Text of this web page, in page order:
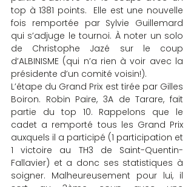
top à 1381 points.  Elle est une nouvelle
fois remportée par Sylvie Guillemard
qui s’adjuge le tournoi. À noter un solo
de Christophe Jazé sur le coup
d’ALBINISME (qui n’a rien à voir avec la
présidente d’un comité voisin!).
L’étape du Grand Prix est tirée par Gilles
Boiron. Robin Paire, 3A de Tarare, fait
partie du top 10. Rappelons que le
cadet a remporté tous les Grand Prix
auxquels il a participé (1 participation et
1 victoire au TH3 de Saint-Quentin-
Fallavier) et a donc ses statistiques à
soigner. Malheureusement pour lui, il